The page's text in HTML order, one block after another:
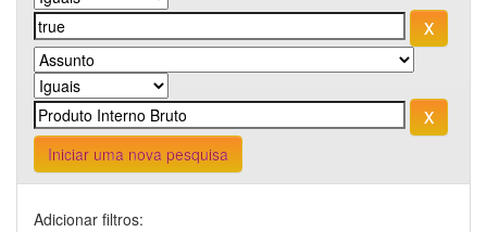
Iniciar uma nova pesquisa
Adicionar filtros: